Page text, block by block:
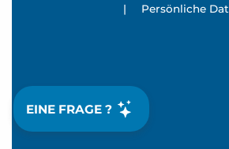
EINE FRAGE ?
|
Persönliche